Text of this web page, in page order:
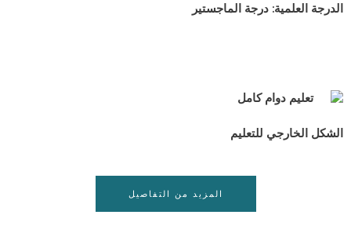
الدرجة العلمية: درجة الماجستير
تعليم دوام كامل
الشكل الخارجي للتعليم
المزيد من التفاصيل